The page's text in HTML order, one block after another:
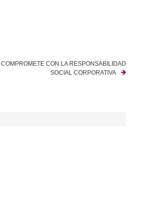
CON LA RESPONSABILIDAD
SOCIAL CORPORATIVA